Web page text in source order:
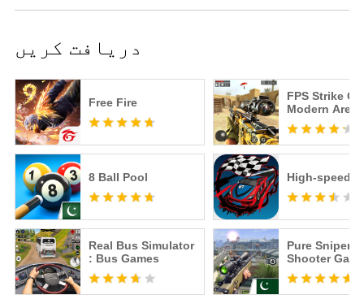
دریافت کریں
Free Fire
FPS Strike
Modern Arena
8 Ball Pool High-speed
Real Bus Simulator
: Bus Games
Pure Sniper:
Shooter